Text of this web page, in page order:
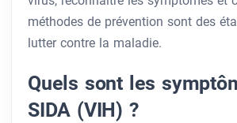
méthodes de prévention sont des
lutter contre la maladie.
Quels sont les
SIDA (VIH) ?